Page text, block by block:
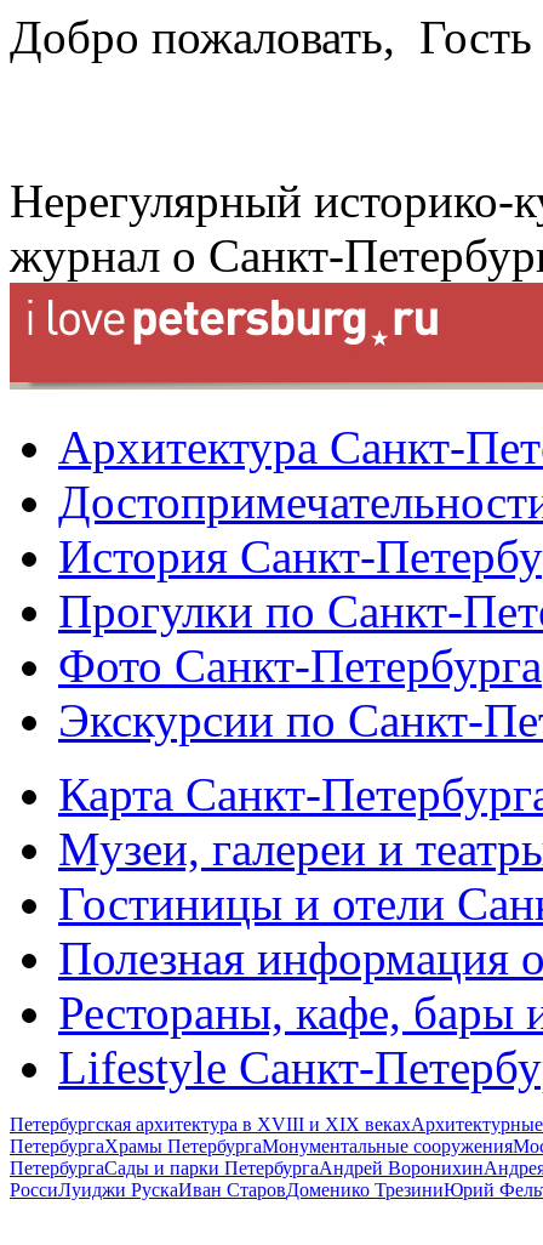
Добро пожаловать, Гость
Нерегулярный историко-
журнал о Санкт-
Архитектура Санкт-
История Санкт-
Прогулки по Санкт-
Фото Санкт-Петербурга
Экскурсии по Санкт-
Карта Санкт-
Музеи, галереи и
Гостиницы и отели
Полезная информация
Рестораны, кафе, бары
Lifestyle Санкт-
Петербургская архитектура в XVIII и XIX веках
ПетербургаХрамы ПетербургаМонументальные сооружения
ПетербургаСады и парки ПетербургаАндрей Воронихин
РоссиЛуиджи РускаИван СтаровДоменико ТрезиниЮрий